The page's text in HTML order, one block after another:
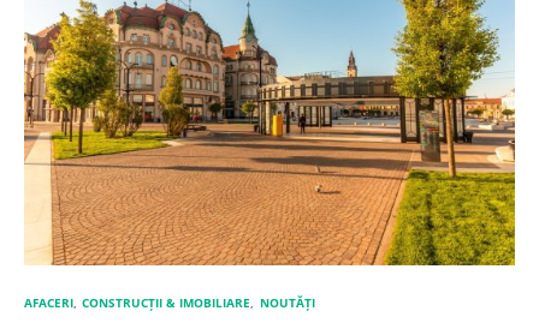
AFACERI CONSTRUCȚII & IMOBILIARE NOUTĂȚI